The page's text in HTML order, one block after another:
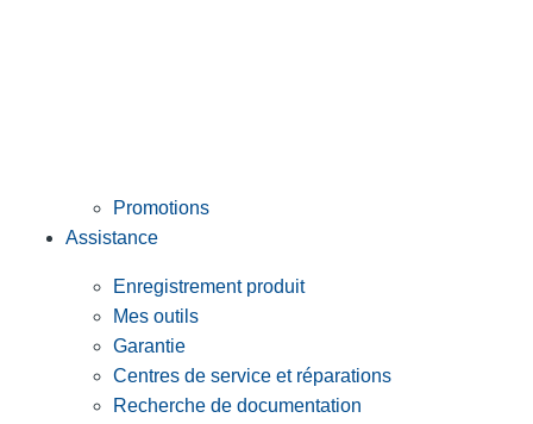
Promotions
Assistance
Enregistrement produit
Mes outils
Garantie
Centres de service et réparations
Recherche de documentation